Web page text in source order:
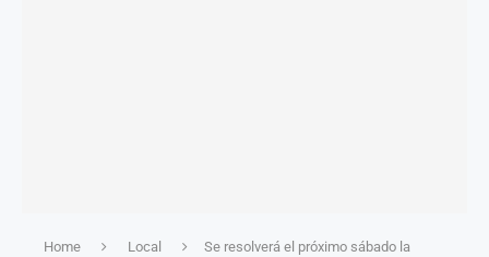
Home Local
Se resolverá el próximo sábado la